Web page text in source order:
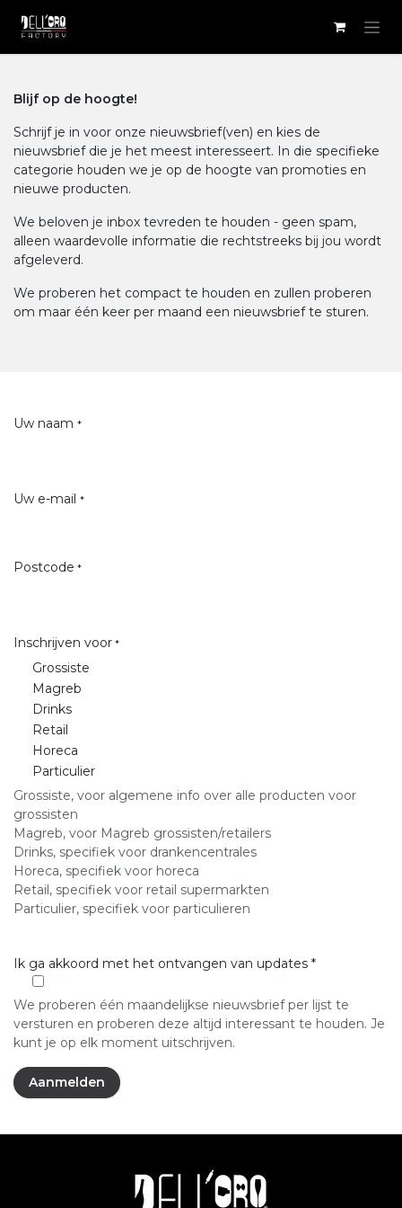
Blijf op de hoogte!
Schrijf je in voor onze nieuwsbrief(ven) en kies de
nieuwsbrief die je het meest interesseert. In die specifieke
categorie houden we je op de hoogte van promoties en
nieuwe producten.
We beloven je inbox tevreden te houden - geen spam,
alleen waardevolle informatie die rechtstreeks bij jou wordt
afgeleverd.
We proberen het compact te houden en zullen proberen
om maar één keer per maand een nieuwsbrief te sturen.
Uw naam *
Uw e-mail *
Postcode *
Inschrijven voor *
Grossiste
Magreb
Drinks
Retail
Horeca
Particulier
Grossiste, voor algemene info over alle producten voor
grossisten
Magreb, voor Magreb grossisten/retailers
Drinks, specifiek voor drankencentrales
Horeca, specifiek voor horeca
Retail, specifiek voor retail supermarkten
Particulier, specifiek voor particulieren
Ik ga akkoord met het ontvangen van updates *
We proberen één maandelijkse nieuwsbrief per lijst te
versturen en proberen deze altijd interessant te houden. Je
kunt je op elk moment uitschrijven.
Aanmelden